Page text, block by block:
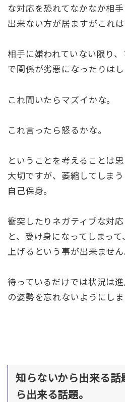
な対応を恐れてなかなか相
出来ない方が居ますがこれは
相手に嫌われていない限り
で関係が劣悪になったりはし
これ聞いたらマズイかな。
これ言ったら怒るかな。
ということを考えることは
大切ですが、萎縮してしま
自己保身。
衝突したりネガティブな対
と、受け身になってしまっ
上げるという事が出来ません
待っているだけでは状況は
の姿勢を忘れないようにしま
知らないから出来る
ら出来る話題。